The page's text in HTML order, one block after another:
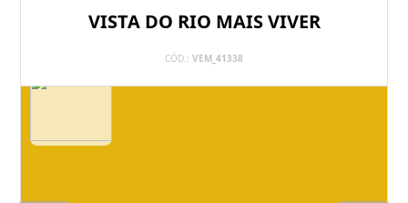
VISTA DO RIO MAIS VIVER
CÓD.: VEM_41338